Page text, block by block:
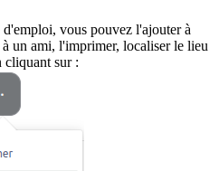
vous pouvez l'ajouter à
un ami, l'imprimer, localiser le lieu
cliquant sur :